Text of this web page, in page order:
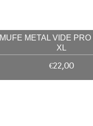
MUFE METAL VIDE PRO
XL
€22,00